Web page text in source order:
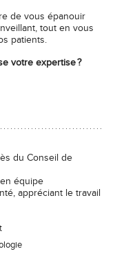
de vous épanouir
tout en vous
patients.
votre expertise ?
du Conseil de
équipe
appréciant le travail